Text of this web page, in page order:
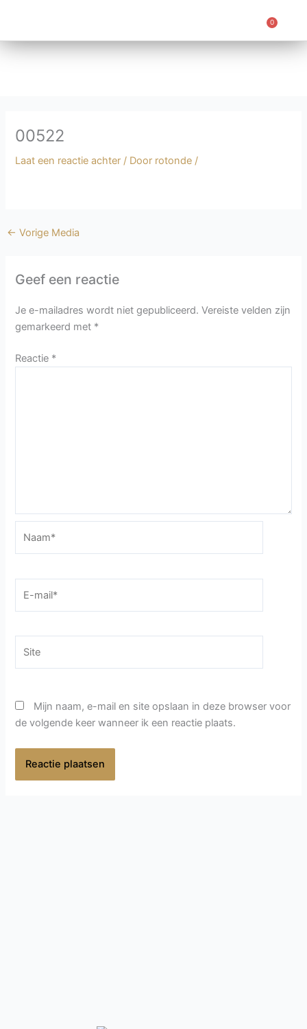
de
0
00522
Laat een reactie achter / Door rotonde /
← Vorige Media
Geef een reactie
Je e-mailadres wordt niet gepubliceerd. Vereiste velden zijn
gemarkeerd met *
Reactie *
mail*
Mijn naam, e-mail en site opslaan in deze browser voor
de volgende keer wanneer ik een reactie plaats.